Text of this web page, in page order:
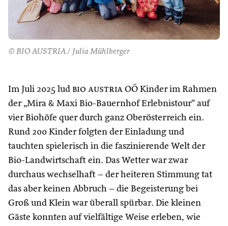
© BIO AUSTRIA / Julia Mühlberger
Im Juli 2025 lud bio austria OÖ Kinder im Rahmen
der „Mira & Maxi Bio-Bauernhof Erlebnistour“ auf
vier Biohöfe quer durch ganz Oberösterreich ein.
Rund 200 Kinder folgten der Einladung und
tauchten spielerisch in die faszinierende Welt der
Bio-Landwirtschaft ein. Das Wetter war zwar
durchaus wechselhaft – der heiteren Stimmung tat
das aber keinen Abbruch – die Begeisterung bei
Groß und Klein war überall spürbar. Die kleinen
Gäste konnten auf vielfältige Weise erleben, wie